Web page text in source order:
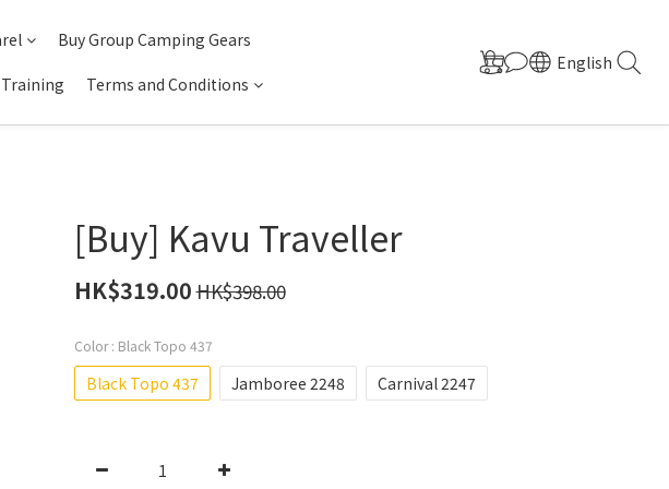
Buy Group Camping Gears
Terms and Conditions
English
[Buy] Kavu Traveller
HK$319.00HK$398.00
Color: Black Topo 437
Black Topo 437 Jamboree 2248 Carnival 2247